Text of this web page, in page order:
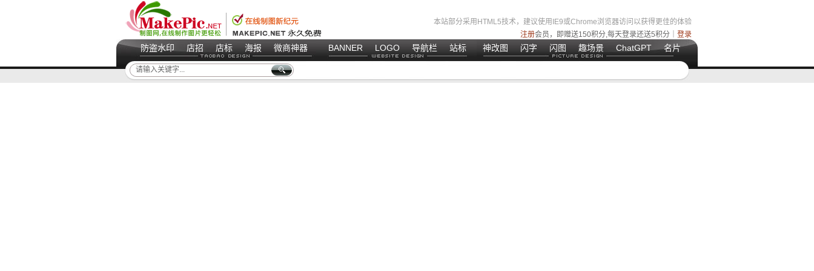
本站部分采用HTML5技术，建议使用IE9或Chrome浏览器访问以获得更佳的体验
注册会员，即赠送150积分,每天登录还送5积分｜ 登录
防盗水印 店招 店标 海报 微商神器 BANNER LOGO 导航栏 站标 神改图 闪字 闪图 趣场景 ChatGPT 名片